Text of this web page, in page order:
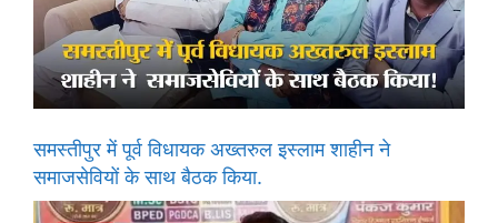
समस्तीपुर में पूर्व विधायक अख्तरुल इस्लाम शाहीन ने
समाजसेवियों के साथ बैठक किया.